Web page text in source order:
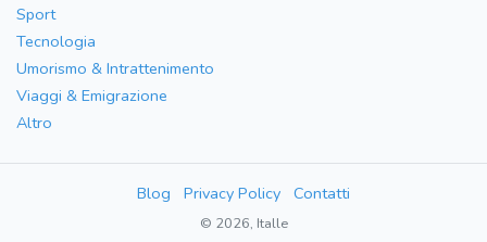
Sport
Tecnologia
Umorismo & Intrattenimento
Viaggi & Emigrazione
Altro
Blog Privacy Policy Contatti
© 2026, Italle